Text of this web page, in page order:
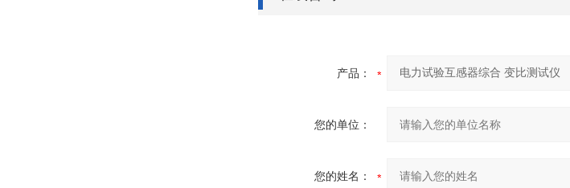
产品：
您的单位：
您的姓名：